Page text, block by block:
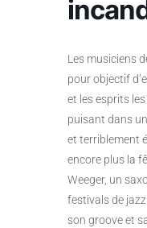
Les musiciens
pour objectif
et les esprits
puisant dans
et terriblement
encore plus la
Weeger, un
festivals de
son groove et